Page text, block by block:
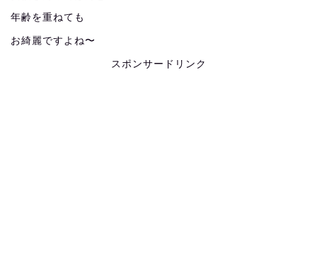
年齢を重ねても
お綺麗ですよね〜
スポンサードリンク